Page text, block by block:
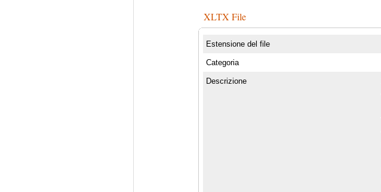
XLTX File
Estensione del file
Categoria
Descrizione